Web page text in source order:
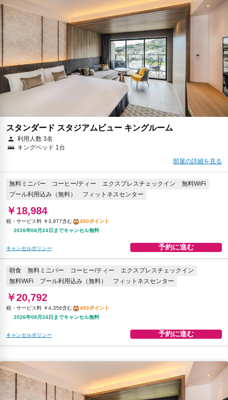
スタンダード スタジアムビュー キングルーム
利用人数 3名
キングベッド 1台
部屋の詳細を見る
無料ミニバー コーヒー/ティー エクスプレスチェックイン
無料WiFi
プール利用込み（無料）
フィットネスセンター
￥18,984
税・サービス料 ￥3,977含む
450ポイント
2026年08月24日までキャンセル無料
キャンセルポリシー 予約に進む
朝食 無料ミニバー コーヒー/ティー
エクスプレスチェックイン
無料WiFi
プール利用込み（無料） フィットネスセンター
￥20,792
税・サービス料 ￥4,356含む
493ポイント
2026年08月24日までキャンセル無料
キャンセルポリシー 予約に進む